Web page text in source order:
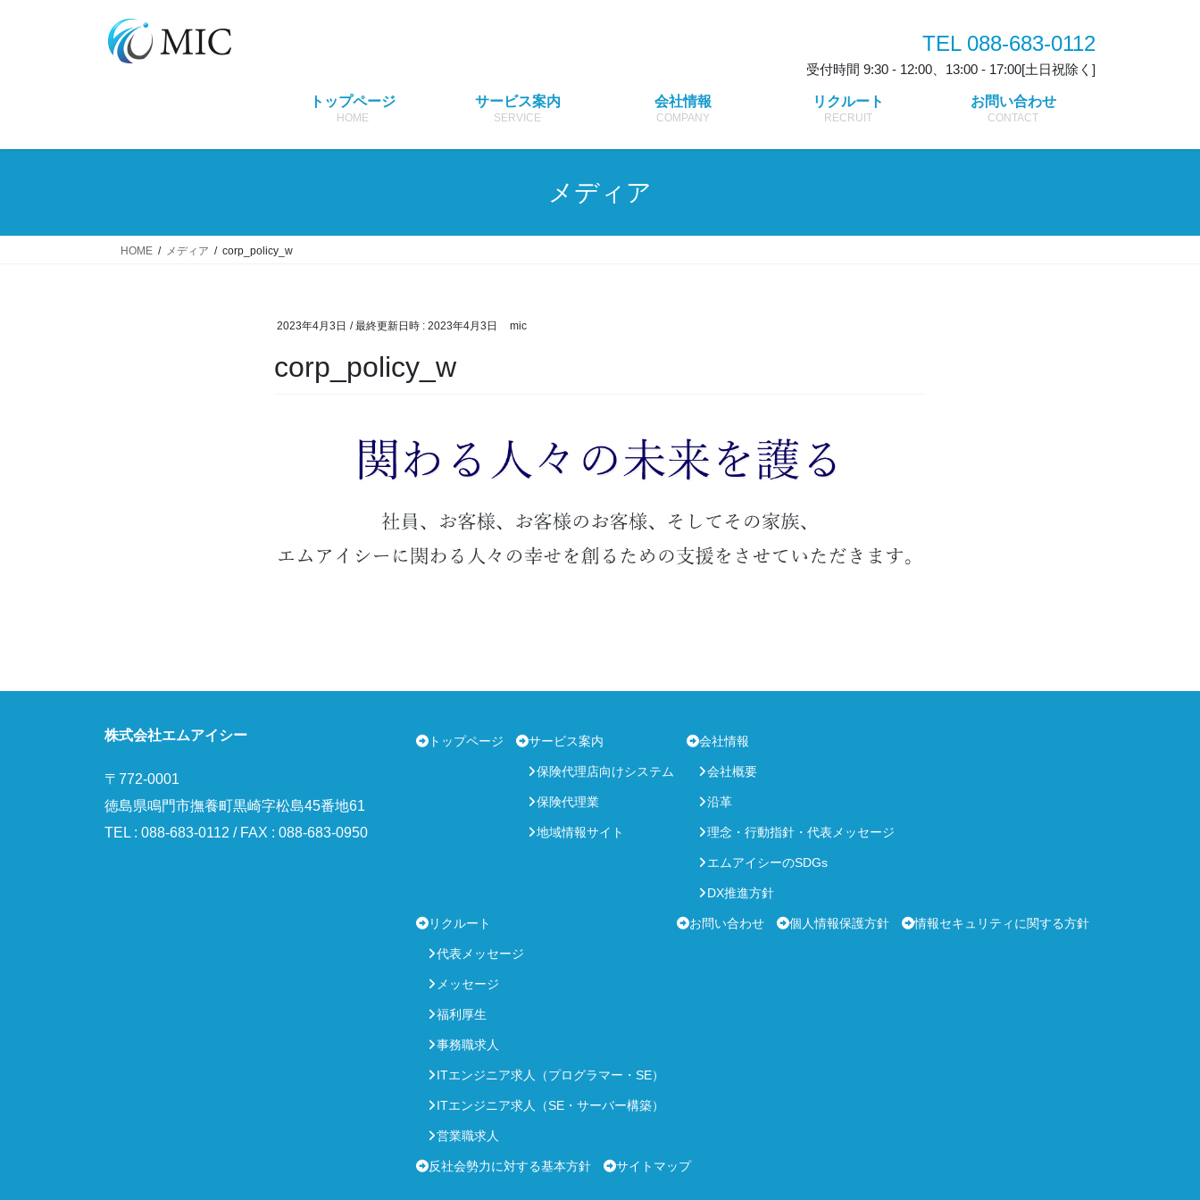
TEL 088-683-0112
受付時間 9:30 - 12:00、13:00 - 17:00[土日祝除く]
トップページ
HOME
サービス案内
SERVICE
会社情報
COMPANY
リクルート
RECRUIT
お問い合わせ
CONTACT
メディア
HOME メディア corp_policy_w
2023年4月3日 / 最終更新日時 : 2023年4月3日 mic
corp_policy_w
株式会社エムアイシー
〒772-0001
徳島県鳴門市撫養町黒崎字松島45番地61
TEL : 088-683-0112 / FAX : 088-683-0950
トップページ サービス案内
保険代理店向けシステム
保険代理業
地域情報サイト
会社情報
会社概要
沿革
理念・行動指針・代表メッセージ
エムアイシーのSDGs
DX推進方針
リクルート
代表メッセージ
メッセージ
福利厚生
事務職求人
ITエンジニア求人（プログラマー・SE）
ITエンジニア求人（SE・サーバー構築）
営業職求人
お問い合わせ 個人情報保護方針 情報セキュリティに関する方針
反社会勢力に対する基本方針 サイトマップ